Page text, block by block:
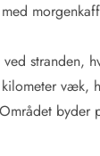
stranden,
væk,